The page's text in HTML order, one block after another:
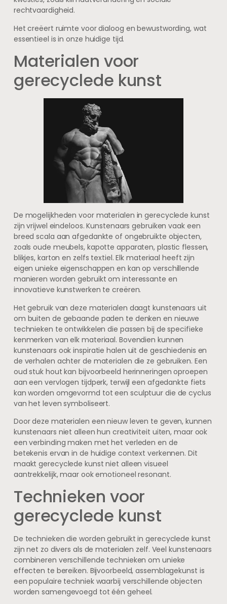
rechtvaardigheid.
Het creëert ruimte voor dialoog en bewustwording, wat
essentieel is in onze huidige tijd.
Materialen voor
gerecyclede kunst
De mogelijkheden voor materialen in gerecyclede kunst
zijn vrijwel eindeloos. Kunstenaars gebruiken vaak een
breed scala aan afgedankte of ongebruikte objecten,
zoals oude meubels, kapotte apparaten, plastic flessen,
blikjes, karton en zelfs textiel. Elk materiaal heeft zijn
eigen unieke eigenschappen en kan op verschillende
manieren worden gebruikt om interessante en
innovatieve kunstwerken te creëren.
Het gebruik van deze materialen daagt kunstenaars uit
om buiten de gebaande paden te denken en nieuwe
technieken te ontwikkelen die passen bij de specifieke
kenmerken van elk materiaal. Bovendien kunnen
kunstenaars ook inspiratie halen uit de geschiedenis en
de verhalen achter de materialen die ze gebruiken. Een
oud stuk hout kan bijvoorbeeld herinneringen oproepen
aan een vervlogen tijdperk, terwijl een afgedankte fiets
kan worden omgevormd tot een sculptuur die de cyclus
van het leven symboliseert.
Door deze materialen een nieuw leven te geven, kunnen
kunstenaars niet alleen hun creativiteit uiten, maar ook
een verbinding maken met het verleden en de
betekenis ervan in de huidige context verkennen. Dit
maakt gerecyclede kunst niet alleen visueel
aantrekkelijk, maar ook emotioneel resonant.
Technieken voor
gerecyclede kunst
De technieken die worden gebruikt in gerecyclede kunst
zijn net zo divers als de materialen zelf. Veel kunstenaars
combineren verschillende technieken om unieke
effecten te bereiken. Bijvoorbeeld, assemblagekunst is
een populaire techniek waarbij verschillende objecten
worden samengevoegd tot één geheel.